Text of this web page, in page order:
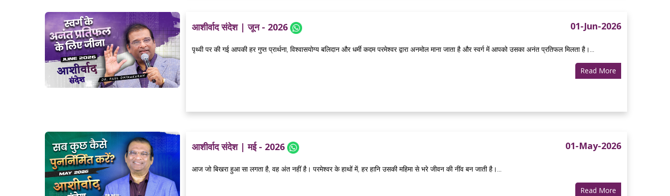
आशीर्वाद संदेश | जून - 2026 01-Jun-2026
पृथ्वी पर की गई आपकी हर गुप्त प्रार्थना, विश्वासयोग्य बलिदान और धर्मी कदम परमेश्वर द्वारा अनमोल माना जाता है और स्वर्ग में आपको उसका अनंत प्रतिफल मिलता है।...
Read More
आशीर्वाद संदेश | मई - 2026 01-May-2026
आज जो बिखरा हुआ सा लगता है, वह अंत नहीं है। परमेश्वर के हाथों में, हर हानि उसकी महिमा से भरे जीवन की नींव बन जाती है।...
Read More